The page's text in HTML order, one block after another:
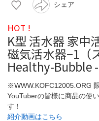
シェア
HOT !
K型 活水器 家中
磁気活水器−1（
Healthy-Bubble
※WWW.KOFC12005.ORG
YouTuberの皆様に商品の使
す！
紹介動画はこちら